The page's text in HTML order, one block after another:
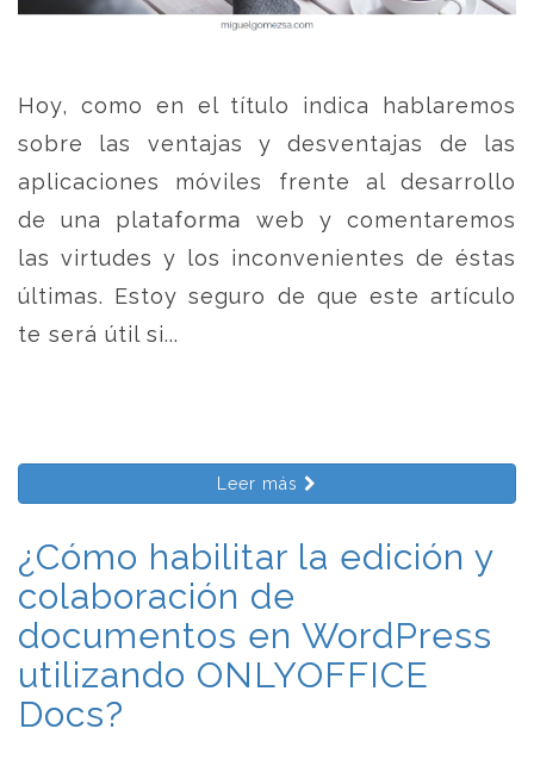
Hoy, como en el título indica hablaremos
sobre las ventajas y desventajas de las
aplicaciones móviles frente al desarrollo
de una plataforma web y comentaremos
las virtudes y los inconvenientes de éstas
últimas. Estoy seguro de que este artículo
te será útil si...
Leer más
¿Cómo habilitar la edición y
colaboración de
documentos en WordPress
utilizando ONLYOFFICE
Docs?